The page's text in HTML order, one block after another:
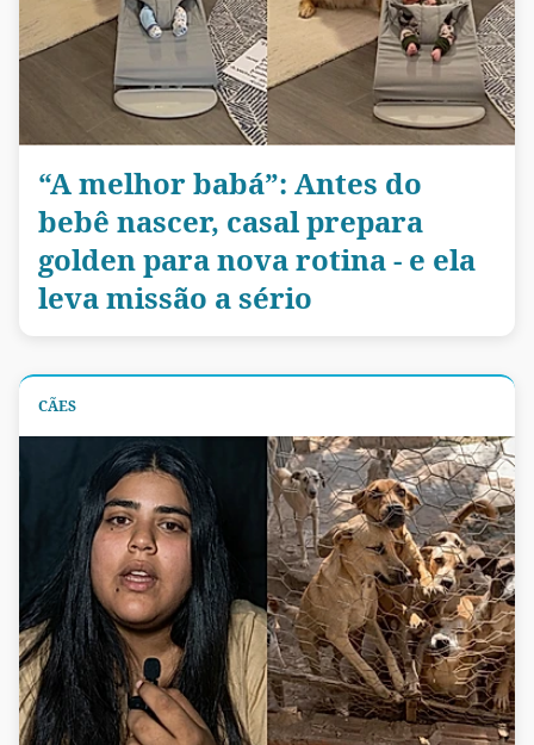
“A melhor babá”: Antes do
bebê nascer, casal prepara
golden para nova rotina - e ela
leva missão a sério
CÃES